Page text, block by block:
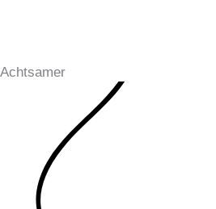
Achtsamer